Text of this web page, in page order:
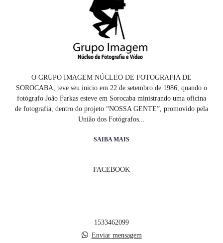
O GRUPO IMAGEM NÚCLEO DE FOTOGRAFIA DE
SOROCABA, teve seu inicio em 22 de setembro de 1986, quando o
fotógrafo João Farkas esteve em Sorocaba ministrando uma oficina
de fotografia, dentro do projeto “NOSSA GENTE”, promovido pela
União dos Fotógrafos...
SAIBA MAIS
FACEBOOK
1533462099
Enviar mensagem